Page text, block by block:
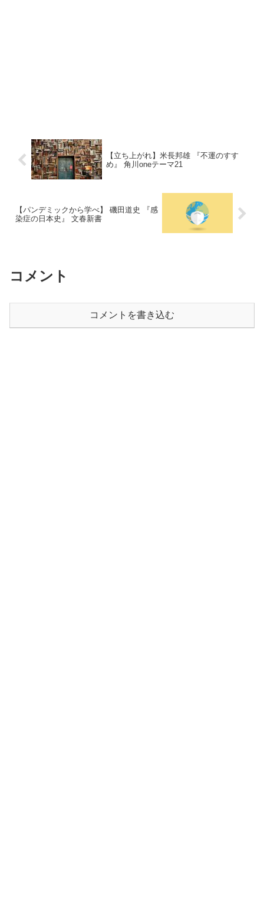
【立ち上がれ】米長邦雄 『不運のすす
め』 角川oneテーマ21
【パンデミックから学べ】 磯田道史 『感
染症の日本史』 文春新書
コメント
コメントを書き込む